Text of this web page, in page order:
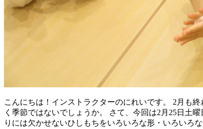
こんにちは！インストラクターのにれいです。 2月も
く季節ではないでしょうか。 さて、今回は2月25日土
りには欠かせないひしもちをいろいろな形・いろいろ